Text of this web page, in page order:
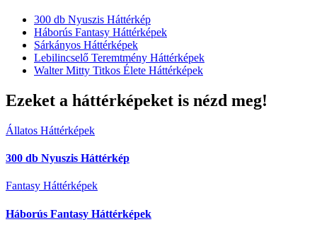
300 db Nyuszis Háttérkép
Háborús Fantasy Háttérképek
Sárkányos Háttérképek
Lebilincselő Teremtmény Háttérképek
Walter Mitty Titkos Élete Háttérképek
Ezeket a háttérképeket is nézd meg!
Állatos Háttérképek
300 db Nyuszis Háttérkép
Fantasy Háttérképek
Háborús Fantasy Háttérképek